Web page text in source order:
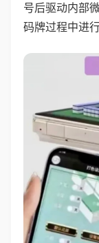
号后驱动内部
码牌过程中进